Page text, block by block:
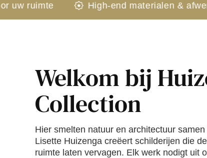
end materialen & afwerking Kunst
Welkom bij
Collection
Hier smelten natuur en architectuur
Lisette Huizenga creëert schilderijen die
ruimte laten vervagen. Elk werk nodigt uit